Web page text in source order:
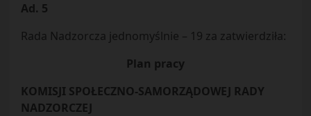
Ad. 5
Rada Nadzorcza jednomyślnie – 19 za zatwierdziła:
Plan pracy
KOMISJI SPOŁECZNO-SAMORZĄDOWEJ RADY
NADZORCZEJ